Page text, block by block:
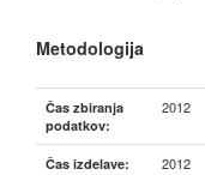
Metodologija
Čas zbiranja
podatkov:
2012
Čas izdelave: 2012